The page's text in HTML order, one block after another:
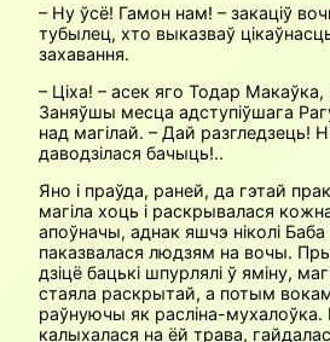
– Ну ўсё! Гамон нам! – закаціў
тубылец, хто выказваў
захавання.
– Ціха! – асек яго Тодар
Заняўшы месца адступіўшага
над магілай. – Дай разгледзець!
даводзілася бачыць!..
Яно і праўда, раней, да гэтай
магіла хоць і раскрывалася
апоўначы, аднак яшчэ ніколі
паказвалася людзям на вочы.
дзіцё бацькі шпурлялі ў яміну,
стаяла раскрытай, а потым
раўнуючы як расліна-мухалоўка.
калыхалася на ёй трава,